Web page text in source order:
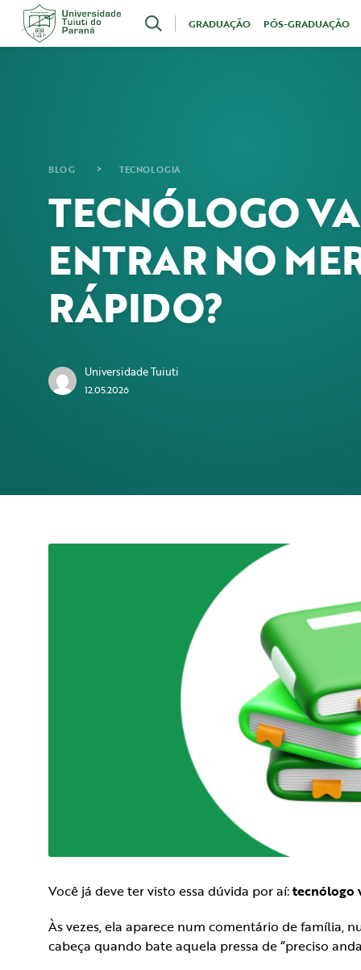
Acesse
conteúdo
GRADUAÇÃO PÓS-GRADUAÇÃO
BLOG TECNOLOGIA
TECNÓLOGO
ENTRAR NO
RÁPIDO?
Universidade Tuiuti
12.05.2026
Você já deve ter visto essa dúvida por aí:tecnólogo
Às vezes, ela aparece num comentário de família,
cabeça quando bate aquela pressa de “preciso